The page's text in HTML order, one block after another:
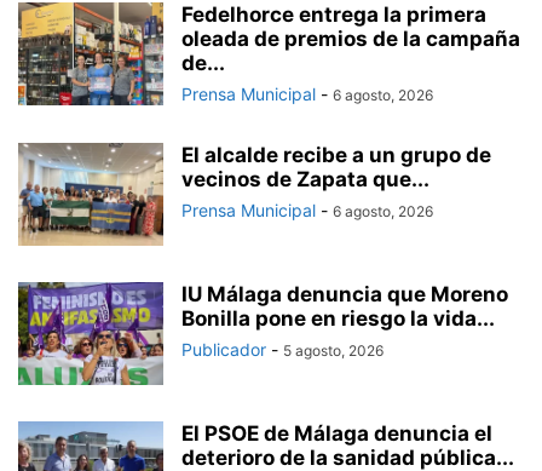
Fedelhorce entrega la primera
oleada de premios de la campaña
de...
Prensa Municipal - 6 agosto, 2026
El alcalde recibe a un grupo de
vecinos de Zapata que...
Prensa Municipal - 6 agosto, 2026
IU Málaga denuncia que Moreno
Bonilla pone en riesgo la vida...
Publicador - 5 agosto, 2026
El PSOE de Málaga denuncia el
deterioro de la sanidad pública...